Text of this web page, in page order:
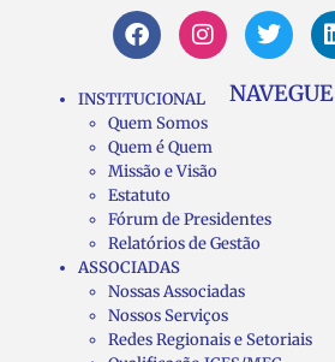
NAVEGUE
INSTITUCIONAL
Quem Somos
Quem é Quem
Missão e Visão
Estatuto
Fórum de Presidentes
Relatórios de Gestão
ASSOCIADAS
Nossas Associadas
Nossos Serviços
Redes Regionais e Setoriais